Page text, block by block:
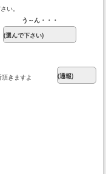
い。
う～ん・・・
きますよ